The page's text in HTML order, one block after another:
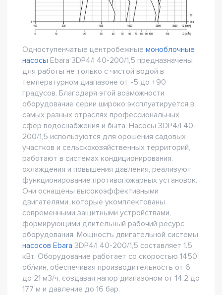
Одноступенчатые центробежные моноблочные
насосы Ebara 3DP4/I 40-200/1,5 предназначены
для работы не только с чистой водой в
температурном диапазоне от -5 до +90
градусов. Благодаря этой возможности
оборудование серии широко эксплуатируется в
самых разных отраслях профессиональных
сфер водоснабжения и быта. Насосы 3DP4/I 40-
200/1,5 используются для орошения садовых
участков и сельскохозяйственных территорий,
работают в системах кондиционирования,
охлаждения и повышения давления, реализуют
функционирование противопожарных установок.
Они оснащены высокоэффективными
двигателями, которые укомплектованы
современными защитными устройствами,
формирующими длительный рабочий ресурс
оборудования. Мощность двигательной системы
насосов Ebara 3DP4/I 40-200/1,5 составляет 1.5
кВт. Оборудование работает со скоростью 1450
об/мин, обеспечивая производительность от 6
до 21 м3/ч, создавая напор диапазоном от 14.2 до
17.7 м и давление до 16 бар.